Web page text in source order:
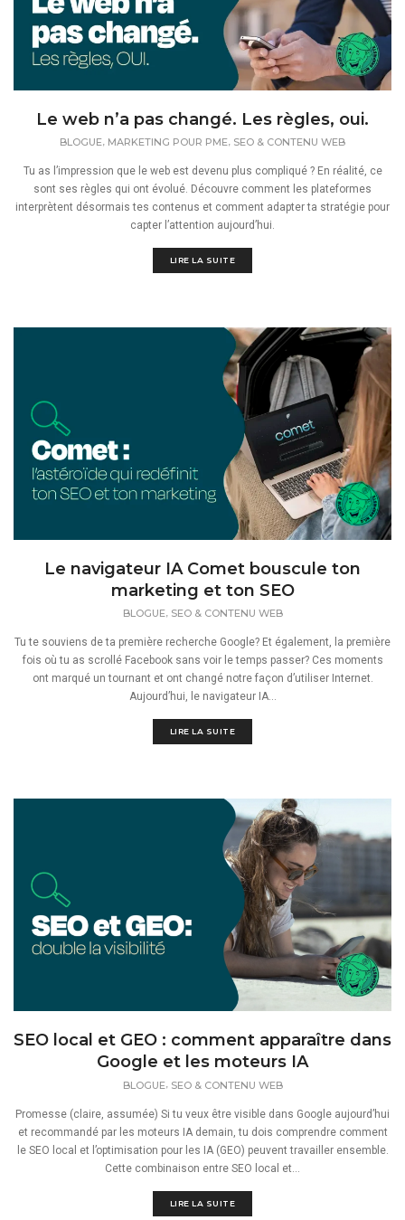
Le web n’a pas changé. Les règles, oui.
BLOGUE, MARKETING POUR PME, SEO & CONTENU WEB
Tu as l’impression que le web est devenu plus compliqué ? En réalité, ce
sont ses règles qui ont évolué. Découvre comment les plateformes
interprètent désormais tes contenus et comment adapter ta stratégie pour
capter l’attention aujourd’hui.
LIRE LA SUITE
Le navigateur IA Comet bouscule ton
marketing et ton SEO
BLOGUE, SEO & CONTENU WEB
Tu te souviens de ta première recherche Google? Et également, la première
fois où tu as scrollé Facebook sans voir le temps passer? Ces moments
ont marqué un tournant et ont changé notre façon d’utiliser Internet.
Aujourd’hui, le navigateur IA...
LIRE LA SUITE
SEO local et GEO : comment apparaître dans
Google et les moteurs IA
BLOGUE, SEO & CONTENU WEB
Promesse (claire, assumée) Si tu veux être visible dans Google aujourd’hui
et recommandé par les moteurs IA demain, tu dois comprendre comment
le SEO local et l’optimisation pour les IA (GEO) peuvent travailler ensemble.
Cette combinaison entre SEO local et...
LIRE LA SUITE